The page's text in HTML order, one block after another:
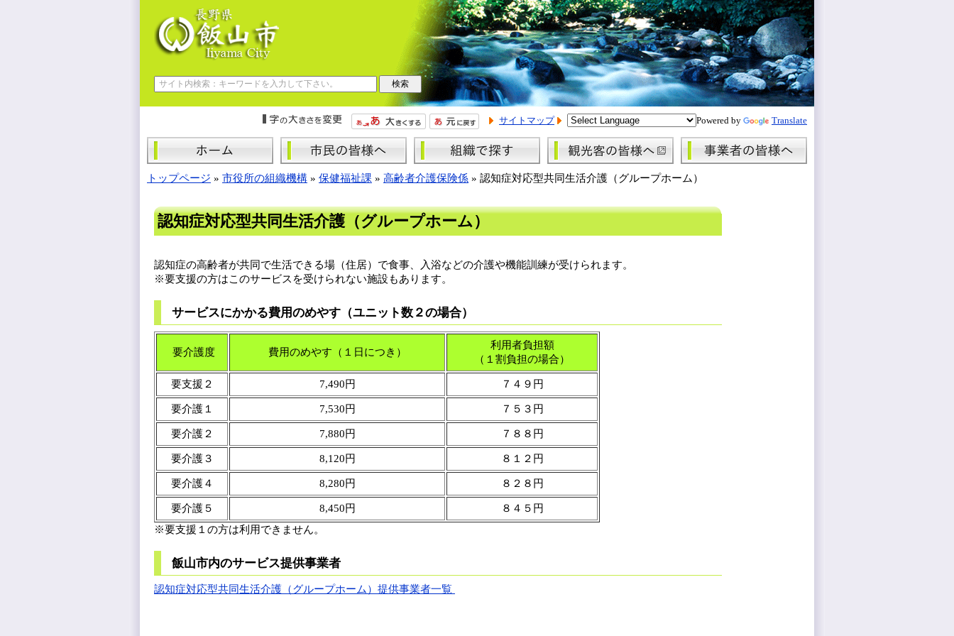
サイトマップ Powered by Translate
トップページ » 市役所の組織機構 » 保健福祉課 » 高齢者介護保険係 » 認知症対応型共同生活介護（グループホーム）
認知症対応型共同生活介護（グループホーム）
認知症の高齢者が共同で生活できる場（住居）で食事、入浴などの介護や機能訓練が受けられます。
※要支援の方はこのサービスを受けられない施設もあります。
サービスにかかる費用のめやす（ユニット数２の場合）
要介護度 費用のめやす（１日につき）
利用者負担額
（１割負担の場合）
要支援２ 7,490円 ７４９円
要介護１ 7,530円 ７５３円
要介護２ 7,880円 ７８８円
要介護３ 8,120円 ８１２円
要介護４ 8,280円 ８２８円
要介護５ 8,450円
８４５円
※要支援１の方は利用できません。
飯山市内のサービス提供事業者
認知症対応型共同生活介護（グループホーム）提供事業者一覧